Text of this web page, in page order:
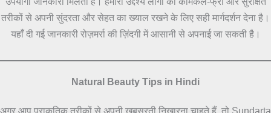
तरीकों से अपनी सुंदरता और सेहत का ख्याल रखने के लिए सही मार्गदर्शन देना है।
यहाँ दी गई जानकारी रोज़मर्रा की ज़िंदगी में आसानी से अपनाई जा सकती है।
Natural Beauty Tips in Hindi
अगर आप प्राकृतिक तरीकों से अपनी खूबसूरती निखारना चाहते हैं, तो Sundarta